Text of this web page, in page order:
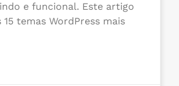
e funcional. Este artigo
temas WordPress mais